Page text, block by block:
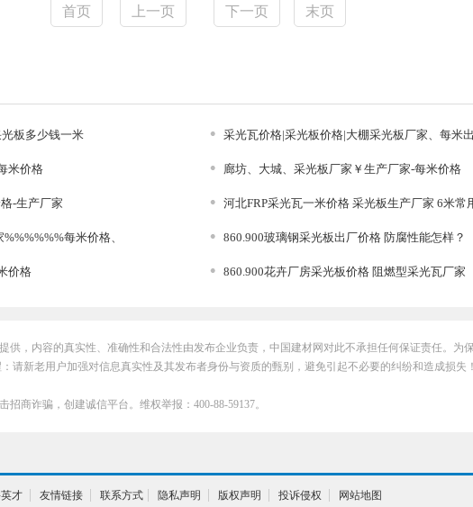
首页 上一页 下一页 末页
板多少钱一米 采光瓦价格|采光板价格|大棚采光板厂家、每米
米价格 廊坊、大城、采光板厂家￥生产厂家-每米价格
-生产厂家 河北FRP采光瓦一米价格 采光板生产厂家 6米常
每米价格、 860.900玻璃钢采光板出厂价格 防腐性能怎样？
价格 860.900花卉厂房采光板价格 阻燃型采光瓦厂家
供，内容的真实性、准确性和合法性由发布企业负责，中国建材网对此不承担任何保证责任。为
请新老用户加强对信息真实性及其发布者身份与资质的甄别，避免引起不必要的纠纷和造成损失！
招商诈骗，创建诚信平台。维权举报：400-88-59137。
才 友情链接 联系方式 隐私声明 版权声明 投诉侵权 网站地图